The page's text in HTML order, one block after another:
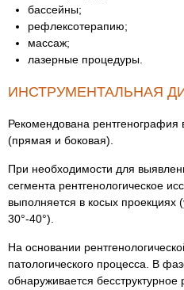
бассейны;
рефлексотерапию;
массаж;
лазерные процедуры.
ИНСТРУМЕНТАЛЬНАЯ
Рекомендована рентгенография
(прямая и боковая).
При необходимости для
сегмента рентгенологическое
выполняется в косых проекциях
30°-40°).
На основании
патологического процесса. В
обнаруживается